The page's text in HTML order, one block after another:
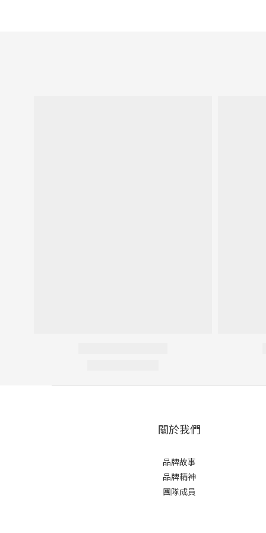
關於我們
品牌故事
品牌精神
團隊成員